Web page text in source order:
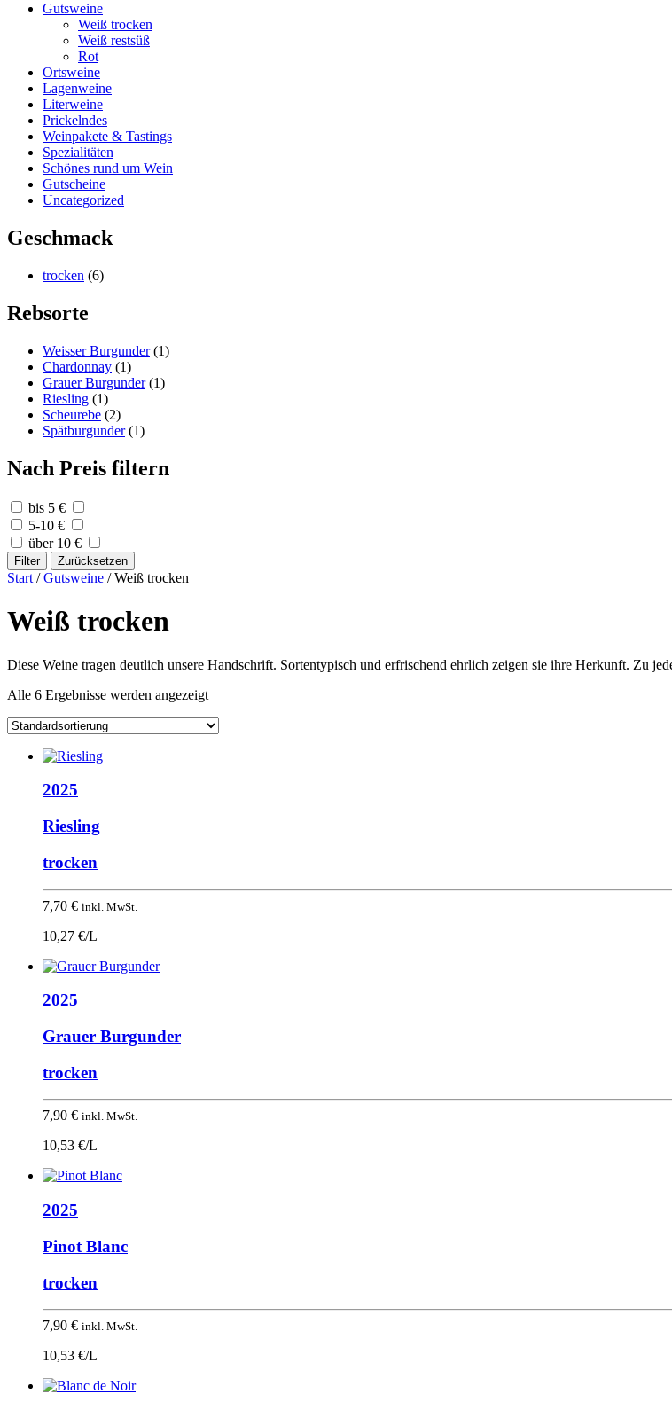
Gutsweine
Weiß trocken
Weiß restsüß
Rot
Ortsweine
Lagenweine
Literweine
Prickelndes
Weinpakete & Tastings
Spezialitäten
Schönes rund um Wein
Gutscheine
Uncategorized
Geschmack
trocken (6)
Rebsorte
Weisser Burgunder (1)
Chardonnay (1)
Grauer Burgunder (1)
Riesling (1)
Scheurebe (2)
Spätburgunder (1)
Nach Preis filtern
bis 5 €
5-10 €
über 10 €
Filter Zurücksetzen
Start /Gutsweine / Weiß trocken
Weiß trocken
Diese Weine tragen deutlich unsere Handschrift. Sortentypisch und erfrischend ehrlich zeigen sie ihre Herkunft. Zu
Alle 6 Ergebnisse werden angezeigt
2025
Riesling
trocken
7,70 € inkl. MwSt.
10,27 €/L
2025
Grauer Burgunder
trocken
7,90 € inkl. MwSt.
10,53 €/L
2025
Pinot Blanc
trocken
7,90 € inkl. MwSt.
10,53 €/L